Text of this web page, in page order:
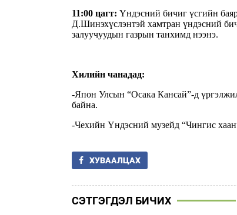
11:00 цагт: Үндэсний бичиг үсгийн
Д.Шинэхүслэнтэй хамтран үндэсний
залуучуудын газрын танхимд нээнэ.
Хилийн чанадад:
-Япон Улсын “Осака Кансай”-д
байна.
-Чехийн Үндэсний музейд “Чингис
ХУВААЛЦАХ
СЭТГЭГДЭЛ БИЧИХ